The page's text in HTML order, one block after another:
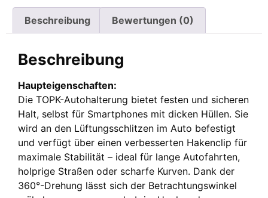
Beschreibung Bewertungen (0)
Beschreibung
Haupteigenschaften:
Die TOPK-Autohalterung bietet festen und sicheren
Halt, selbst für Smartphones mit dicken Hüllen. Sie
wird an den Lüftungsschlitzen im Auto befestigt
und verfügt über einen verbesserten Hakenclip für
maximale Stabilität – ideal für lange Autofahrten,
holprige Straßen oder scharfe Kurven. Dank der
360°-Drehung lässt sich der Betrachtungswinkel